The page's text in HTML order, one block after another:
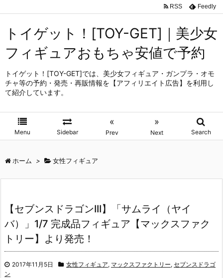
トイゲット！[TOY-GET]｜美少女
フィギュアおもちゃ安値で予約
トイゲット！[TOY-GET]では、美少女フィギュア・ガンプラ・オモ
チャ等の予約・発売・再販情報を【アフィリエイト広告】を利用し
て紹介しています。
Menu Sidebar
«
Prev
»
Next Search
RSS Feedly
ホーム > 女性フィギュア
【セブンスドラゴンIII】「サムライ（ヤイ
バ）」1/7 完成品フィギュア【マックスファク
トリー】より発売！
2017年11月5日 女性フィギュア, マックスファクトリー, セブンスドラゴ
ン